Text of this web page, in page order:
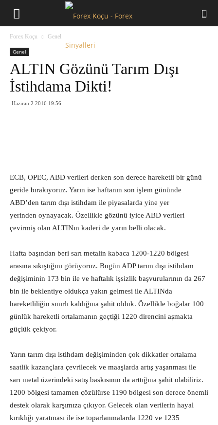
Forex Koçu Genel
Genel
ALTIN Gözünü Tarım Dışı
İstihdama Dikti!
Haziran 2 2016 19:56
ECB, OPEC, ABD verileri derken son derece hareketli bir günü
geride bırakıyoruz. Yarın ise haftanın son işlem gününde
ABD’den tarım dışı istihdam ile piyasalarda yine yer
yerinden oynayacak. Özellikle gözünü iyice ABD verileri
çevirmiş olan ALTINın kaderi de yarın belli olacak.
Hafta başından beri sarı metalin kabaca 1200-1220 bölgesi
arasına sıkıştığını görüyoruz. Bugün ADP tarım dışı istihdam
değişiminin 173 bin ile ve haftalık işsizlik başvurularının da 267
bin ile beklentiye oldukça yakın gelmesi ile ALTINda
hareketliliğin sınırlı kaldığına şahit olduk. Özellikle boğalar 100
günlük hareketli ortalamanın geçtiği 1220 direncini aşmakta
güçlük çekiyor.
Yarın tarım dışı istihdam değişiminden çok dikkatler ortalama
saatlik kazançlara çevrilecek ve maaşlarda artış yaşanması ile
sarı metal üzerindeki satış baskısının da arttığına şahit olabiliriz.
1200 bölgesi tamamen çözülürse 1190 bölgesi son derece önemli
destek olarak karşımıza çıkıyor. Gelecek olan verilerin hayal
kırıklığı yaratması ile ise toparlanmalarda 1220 ve 1235